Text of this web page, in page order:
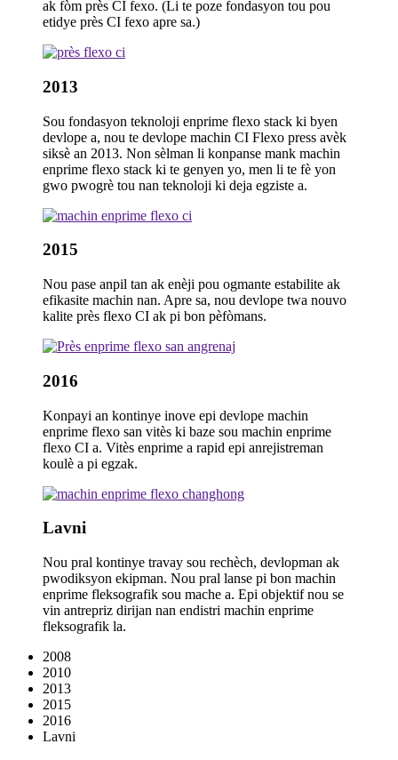
ak fòm près CI fexo. (Li te poze fondasyon tou pou
etidye près CI fexo apre sa.)
2013
Sou fondasyon teknoloji enprime flexo stack ki byen
devlope a, nou te devlope machin CI Flexo press avèk
siksè an 2013. Non sèlman li konpanse mank machin
enprime flexo stack ki te genyen yo, men li te fè yon
gwo pwogrè tou nan teknoloji ki deja egziste a.
2015
Nou pase anpil tan ak enèji pou ogmante estabilite ak
efikasite machin nan. Apre sa, nou devlope twa nouvo
kalite près flexo CI ak pi bon pèfòmans.
2016
Konpayi an kontinye inove epi devlope machin
enprime flexo san vitès ki baze sou machin enprime
flexo CI a. Vitès enprime a rapid epi anrejistreman
koulè a ​​pi egzak.
Lavni
Nou pral kontinye travay sou rechèch, devlopman ak
pwodiksyon ekipman. Nou pral lanse pi bon machin
enprime fleksografik sou mache a. Epi objektif nou se
vin antrepriz dirijan nan endistri machin enprime
fleksografik la.
2008
2010
2013
2015
2016
Lavni